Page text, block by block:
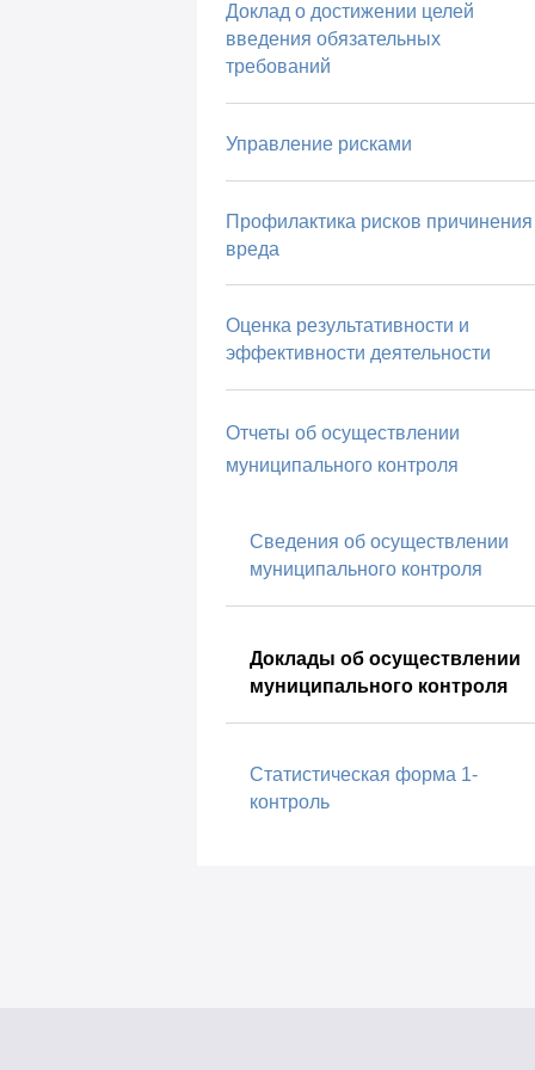
Доклад о достижении целей
введения обязательных
требований
Управление рисками
Профилактика рисков причинения
вреда
Оценка результативности и
эффективности деятельности
Отчеты об осуществлении
муниципального контроля
Сведения об осуществлении
муниципального контроля
Доклады об осуществлении
муниципального контроля
Статистическая форма 1-
контроль